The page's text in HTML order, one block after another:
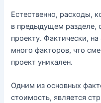
Естественно, расходы,
в предыдущем разделе,
проекту. Фактически,
много факторов, что
проект уникален.
Одним из основных
стоимость, является